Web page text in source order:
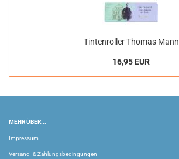
Tintenroller Thomas Mann
16,95 EUR
MEHR ÜBER...
Impressum
Versand- & Zahlungsbedingungen